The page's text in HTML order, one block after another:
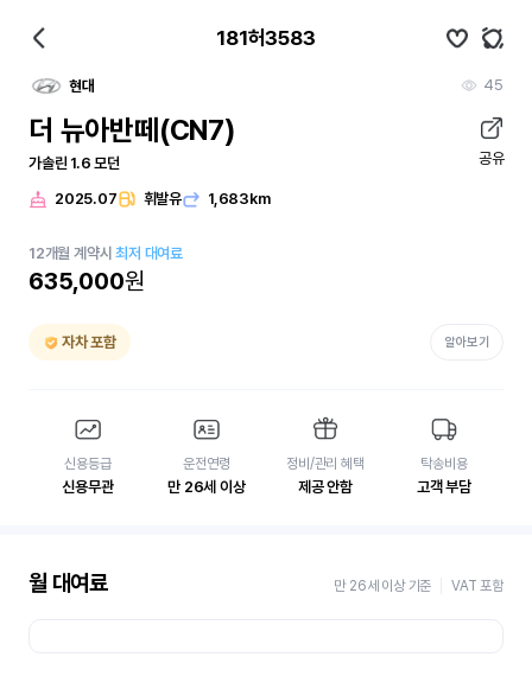
181허3583
현대 45
더 뉴아반떼(CN7)
가솔린 1.6 모던 공유
2025.07 휘발유 1,683km
12개월 계약시최저 대여료
635,000원
자차 포함 알아보기
신용등급
신용무관
운전연령
만 26세 이상
정비/관리 혜택
제공 안함
탁송비용
고객 부담
월 대여료 만 26세 이상 기준 VAT 포함